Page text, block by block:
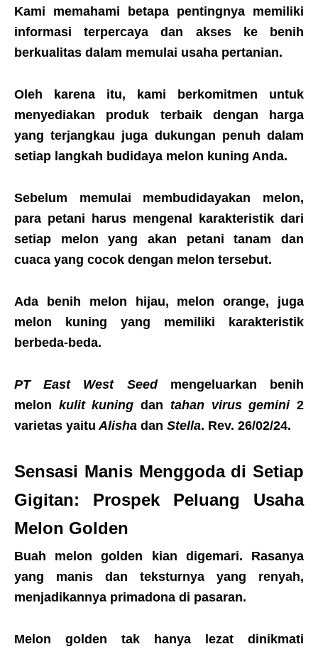
Kami memahami betapa pentingnya memiliki
informasi terpercaya dan akses ke benih
berkualitas dalam memulai usaha pertanian.
Oleh karena itu, kami berkomitmen untuk
menyediakan produk terbaik dengan harga
yang terjangkau juga dukungan penuh dalam
setiap langkah budidaya melon kuning Anda.
Sebelum memulai membudidayakan melon,
para petani harus mengenal karakteristik dari
setiap melon yang akan petani tanam dan
cuaca yang cocok dengan melon tersebut.
Ada benih melon hijau, melon orange, juga
melon kuning yang memiliki karakteristik
berbeda-beda.
PT East West Seed
mengeluarkan benih
melon kulit kuning dan tahan virus gemini 2
varietas yaitu Alisha dan Stella. Rev. 26/02/24.
Sensasi Manis Menggoda di Setiap
Gigitan: Prospek Peluang Usaha
Melon Golden
Buah melon golden kian digemari. Rasanya
yang manis dan teksturnya yang renyah,
menjadikannya primadona di pasaran.
Melon golden tak hanya lezat dinikmati